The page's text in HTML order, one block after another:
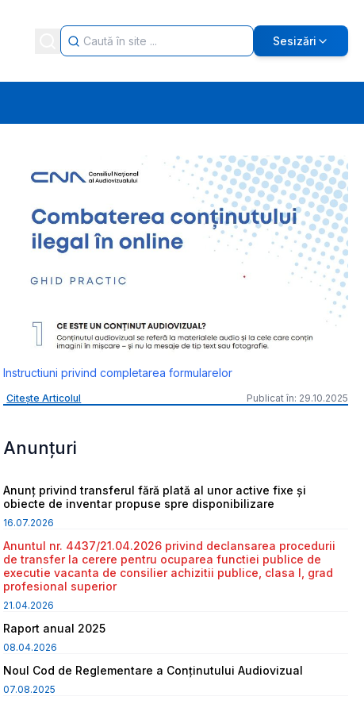
Sesizări
Instructiuni privind completarea formularelor
Citește Articolul Publicat în: 29.10.2025
Anunțuri
Anunț privind transferul fără plată al unor active fixe și
obiecte de inventar propuse spre disponibilizare
16.07.2026
Anuntul nr. 4437/21.04.2026 privind declansarea procedurii
de transfer la cerere pentru ocuparea functiei publice de
executie vacanta de consilier achizitii publice, clasa I, grad
profesional superior
21.04.2026
Raport anual 2025
08.04.2026
Noul Cod de Reglementare a Conținutului Audiovizual
07.08.2025